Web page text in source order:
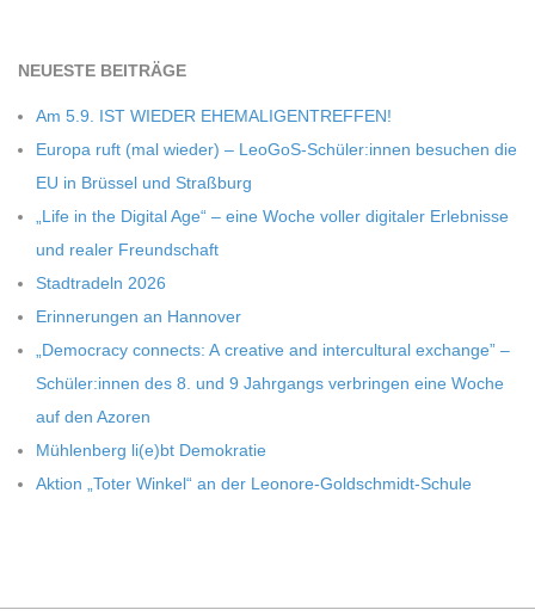
M
I
D
T
-
S
C
H
NEU­ESTE BEITRÄGE
Am 5.9. IST WIEDER EHEMALIGENTREFFEN!
Europa ruft (mal wie­der) – LeoGoS-Schüler:innen besu­chen die
EU in Brüs­sel und Straßburg
„Life in the Digi­tal Age“ – eine Woche vol­ler digi­ta­ler Erleb­nisse
und rea­ler Freundschaft
Stadt­ra­deln 2026
Erin­ne­run­gen an Hannover
„Demo­cracy con­nects: A crea­tive and inter­cul­tu­ral exch­ange” –
Schüler:innen des 8. und 9 Jahr­gangs ver­brin­gen eine Woche
auf den Azoren
Müh­len­berg li(e)bt Demokratie
Aktion „Toter Win­kel“ an der Leonore-Goldschmidt-Schule